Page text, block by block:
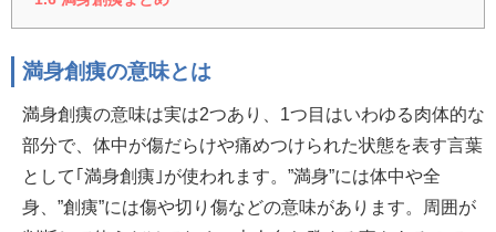
満身創痍の意味とは
満身創痍の意味は実は2つあり、1つ目はいわゆる肉体的な
部分で、体中が傷だらけや痛めつけられた状態を表す言葉
として｢満身創痍｣が使われます。”満身”には体中や全
身、”創痍”には傷や切り傷などの意味があります。周囲が